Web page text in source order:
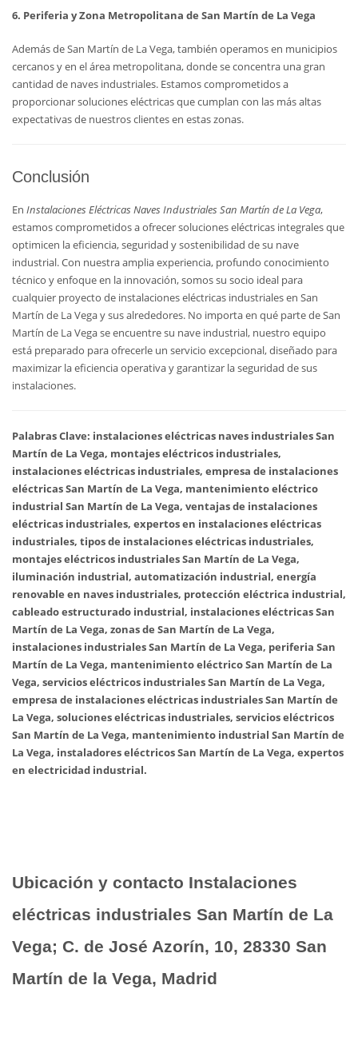
6. Periferia y Zona Metropolitana de San Martín de La Vega
Además de San Martín de La Vega, también operamos en municipios
cercanos y en el área metropolitana, donde se concentra una gran
cantidad de naves industriales. Estamos comprometidos a
proporcionar soluciones eléctricas que cumplan con las más altas
expectativas de nuestros clientes en estas zonas.
Conclusión
En Instalaciones Eléctricas Naves Industriales San Martín de La Vega,
estamos comprometidos a ofrecer soluciones eléctricas integrales que
optimicen la eficiencia, seguridad y sostenibilidad de su nave
industrial. Con nuestra amplia experiencia, profundo conocimiento
técnico y enfoque en la innovación, somos su socio ideal para
cualquier proyecto de instalaciones eléctricas industriales en San
Martín de La Vega y sus alrededores. No importa en qué parte de San
Martín de La Vega se encuentre su nave industrial, nuestro equipo
está preparado para ofrecerle un servicio excepcional, diseñado para
maximizar la eficiencia operativa y garantizar la seguridad de sus
instalaciones.
Palabras Clave: instalaciones eléctricas naves industriales San
Martín de La Vega, montajes eléctricos industriales,
instalaciones eléctricas industriales, empresa de instalaciones
eléctricas San Martín de La Vega, mantenimiento eléctrico
industrial San Martín de La Vega, ventajas de instalaciones
eléctricas industriales, expertos en instalaciones eléctricas
industriales, tipos de instalaciones eléctricas industriales,
montajes eléctricos industriales San Martín de La Vega,
iluminación industrial, automatización industrial, energía
renovable en naves industriales, protección eléctrica industrial,
cableado estructurado industrial, instalaciones eléctricas San
Martín de La Vega, zonas de San Martín de La Vega,
instalaciones industriales San Martín de La Vega, periferia San
Martín de La Vega, mantenimiento eléctrico San Martín de La
Vega, servicios eléctricos industriales San Martín de La Vega,
empresa de instalaciones eléctricas industriales San Martín de
La Vega, soluciones eléctricas industriales, servicios eléctricos
San Martín de La Vega, mantenimiento industrial San Martín de
La Vega, instaladores eléctricos San Martín de La Vega, expertos
en electricidad industrial.
Ubicación y contacto Instalaciones
eléctricas industriales San Martín de La
Vega; C. de José Azorín, 10, 28330 San
Martín de la Vega, Madrid